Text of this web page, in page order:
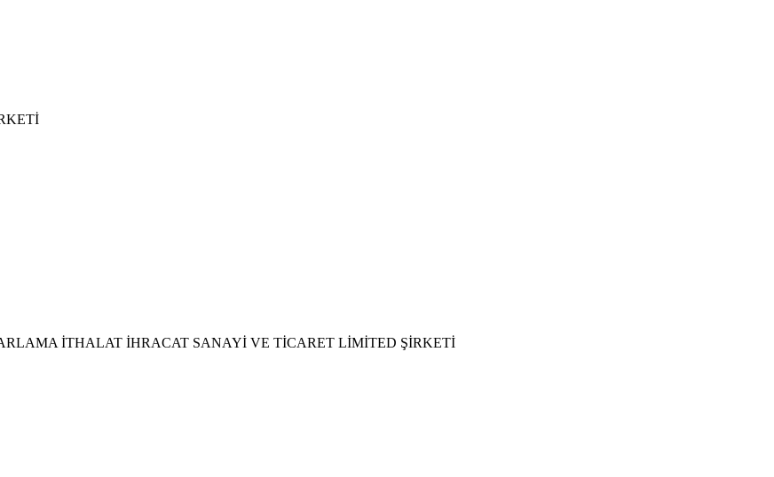
İTHALAT İHRACAT SANAYİ VE TİCARET LİMİTED ŞİRKETİ